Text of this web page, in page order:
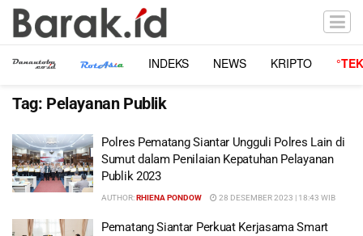
INDEKS NEWS KRIPTO
Tag: Pelayanan Publik
Polres Pematang Siantar Ungguli Polres Lain di
Sumut dalam Penilaian Kepatuhan Pelayanan
Publik 2023
AUTHOR:RHIENA PONDOW 28 DESEMBER 2023 | 18:43 WIB
Pematang Siantar Perkuat Kerjasama Smart